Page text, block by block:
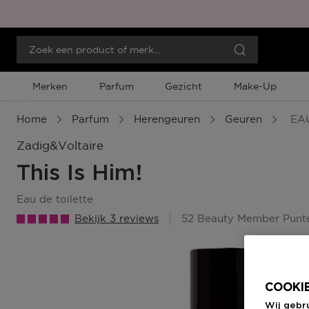
Merken Parfum Gezicht Make-Up
Home Parfum Herengeuren Geuren
Zadig&voltaire
This Is Him!
eau de toilette
Bekijk 3 reviews
52 Beauty Member
Wij